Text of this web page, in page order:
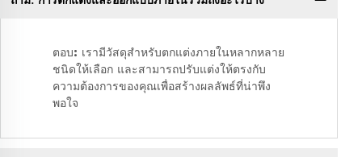
ตอบ: เรามีวัสดุสำหรับตกแต่งภายในหลากหลาย
ชนิดให้เลือก และสามารถปรับแต่งให้ตรงกับ
ความต้องการของคุณเพื่อสร้างผลลัพธ์ที่น่าพึง
พอใจ